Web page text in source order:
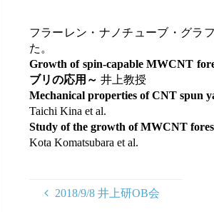
フラーレン・ナノチューブ・グラ
た。
Growth of spin-capable MWCNT
ブリの応用～ 井上教授
Mechanical properties of CNT spun
Taichi Kina et al.
Study of the growth of MWCNT
Kota Komatsubara et al.
2018/9/8 井上研OB会